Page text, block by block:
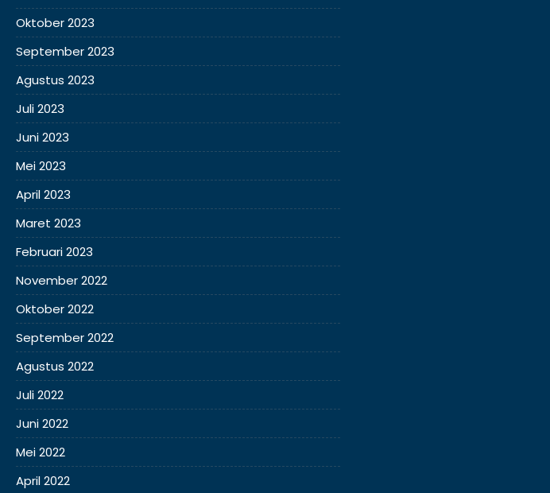
Oktober 2023
September 2023
Agustus 2023
Juli 2023
Juni 2023
Mei 2023
April 2023
Maret 2023
Februari 2023
November 2022
Oktober 2022
September 2022
Agustus 2022
Juli 2022
Juni 2022
Mei 2022
April 2022